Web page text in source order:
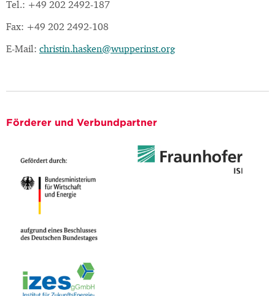
Tel.: +49 202 2492-187
Fax: +49 202 2492-108
E-Mail: christin.hasken@wupperinst.org
Förderer und Verbundpartner